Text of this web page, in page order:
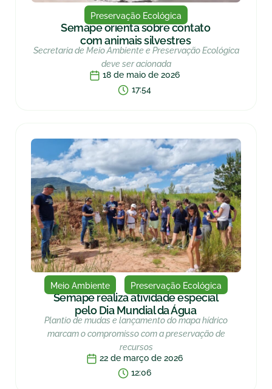
Preservação Ecológica
Semape orienta sobre contato
com animais silvestres
Secretaria de Meio Ambiente e Preservação Ecológica
deve ser acionada
18 de maio de 2026
17:54
Meio Ambiente Preservação Ecológica
Semape realiza atividade especial
pelo Dia Mundial da Água
Plantio de mudas e lançamento do mapa hídrico
marcam o compromisso com a preservação de
recursos
22 de março de 2026
12:06